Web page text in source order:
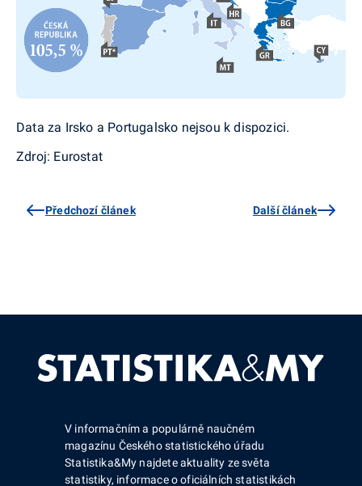
Data za Irsko a Portugalsko nejsou k dispozici.
Zdroj: Eurostat
Předchozí článek Další článek
V informačním a populárně naučném
magazínu Českého statistického úřadu
Statistika&My najdete aktuality ze světa
statistiky, informace o oficiálních statistikách